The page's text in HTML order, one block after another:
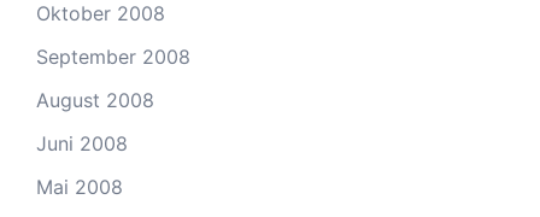
Oktober 2008
September 2008
August 2008
Juni 2008
Mai 2008